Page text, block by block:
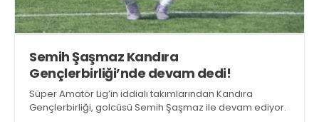
Semih Şaşmaz Kandıra
Gençlerbirliği’nde devam dedi!
Süper Amatör Lig’in iddialı takımlarından Kandıra
Gençlerbirliği, golcüsü Semih Şaşmaz ile devam ediyor.